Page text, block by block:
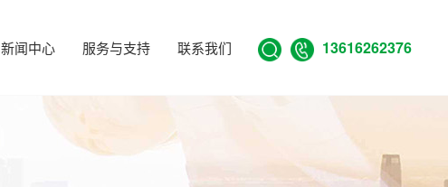
13616262376
新闻中心 服务与支持 联系我们